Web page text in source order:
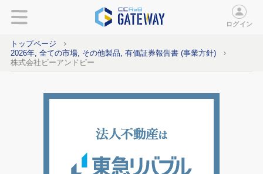
ログイン
トップページ
2026年, 全ての市場, その他製品, 有価証券報告書 (事業方針)
株式会社ビーアンドピー